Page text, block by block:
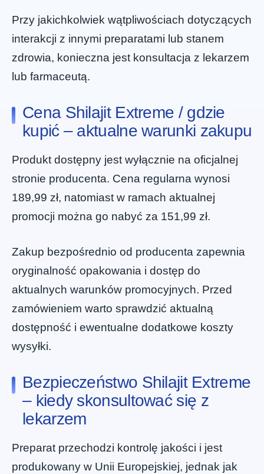
Przy jakichkolwiek wątpliwościach dotyczących
interakcji z innymi preparatami lub stanem
zdrowia, konieczna jest konsultacja z lekarzem
lub farmaceutą.
Cena Shilajit Extreme / gdzie
kupić – aktualne warunki zakupu
Produkt dostępny jest wyłącznie na oficjalnej
stronie producenta. Cena regularna wynosi
189,99 zł, natomiast w ramach aktualnej
promocji można go nabyć za 151,99 zł.
Zakup bezpośrednio od producenta zapewnia
oryginalność opakowania i dostęp do
aktualnych warunków promocyjnych. Przed
zamówieniem warto sprawdzić aktualną
dostępność i ewentualne dodatkowe koszty
wysyłki.
Bezpieczeństwo Shilajit Extreme
– kiedy skonsultować się z
lekarzem
Preparat przechodzi kontrolę jakości i jest
produkowany w Unii Europejskiej, jednak jak